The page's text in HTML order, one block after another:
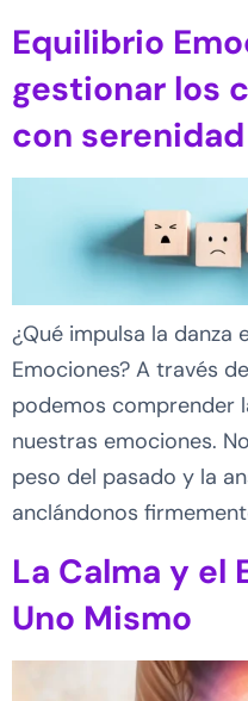
Equilibrio
gestionar los
con serenidad
¿Qué impulsa la danza
Emociones? A través
podemos comprender
nuestras emociones.
peso del pasado y la
anclándonos
La Calma y el
Uno Mismo